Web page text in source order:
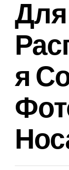
Для
Я